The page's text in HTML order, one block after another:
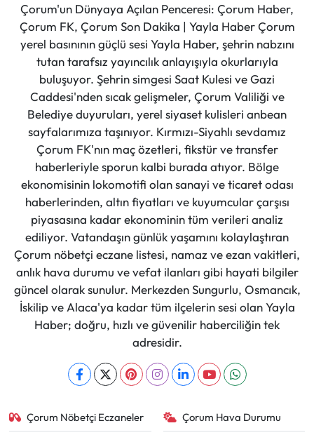
Çorum'un Dünyaya Açılan Penceresi: Çorum Haber,
Çorum FK, Çorum Son Dakika | Yayla Haber Çorum
yerel basınının güçlü sesi Yayla Haber, şehrin nabzını
tutan tarafsız yayıncılık anlayışıyla okurlarıyla
buluşuyor. Şehrin simgesi Saat Kulesi ve Gazi
Caddesi'nden sıcak gelişmeler, Çorum Valiliği ve
Belediye duyuruları, yerel siyaset kulisleri anbean
sayfalarımıza taşınıyor. Kırmızı-Siyahlı sevdamız
Çorum FK'nın maç özetleri, fikstür ve transfer
haberleriyle sporun kalbi burada atıyor. Bölge
ekonomisinin lokomotifi olan sanayi ve ticaret odası
haberlerinden, altın fiyatları ve kuyumcular çarşısı
piyasasına kadar ekonominin tüm verileri analiz
ediliyor. Vatandaşın günlük yaşamını kolaylaştıran
Çorum nöbetçi eczane listesi, namaz ve ezan vakitleri,
anlık hava durumu ve vefat ilanları gibi hayati bilgiler
güncel olarak sunulur. Merkezden Sungurlu, Osmancık,
İskilip ve Alaca'ya kadar tüm ilçelerin sesi olan Yayla
Haber; doğru, hızlı ve güvenilir haberciliğin tek
adresidir.
Çorum Nöbetçi Eczaneler Çorum Hava Durumu